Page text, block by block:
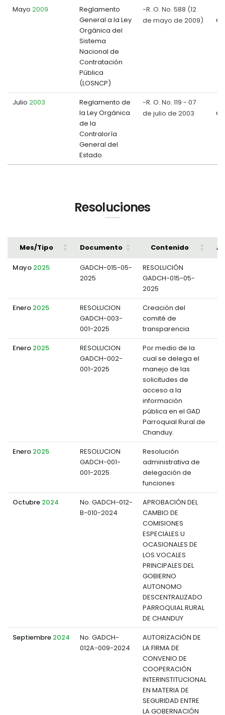
Mayo 2009
Reglamento
General a la Ley
Orgánica del
Sistema
Nacional de
Contratación
Pública
(LOSNCP)
-R. O. No. 588 (12
de mayo de 2009)
Julio 2003
Reglamento de
la Ley Orgánica
de la
Contraloría
General del
Estado
-R. O. No. 119 - 07
de julio de 2003
Resoluciones
Mes/Tipo Documento Contenido
Mayo 2025
GADCH-015-05-
2025
RESOLUCIÓN
GADCH-015-05-
2025
Enero 2025
RESOLUCION
GADCH-003-
001-2025
Creación del
comité de
transparencia
Enero 2025
RESOLUCION
GADCH-002-
001-2025
Por medio de la
cual se delega el
manejo de las
solicitudes de
acceso a la
información
pública en el GAD
Parroquial Rural de
Chanduy.
Enero 2025
RESOLUCION
GADCH-001-
001-2025
Resolución
administrativa de
delegación de
funciones
Octubre 2024
No. GADCH-012-
B-010-2024
APROBACIÓN DEL
CAMBIO DE
COMISIONES
ESPECIALES U
OCASIONALES DE
LOS VOCALES
PRINCIPALES DEL
GOBIERNO
AUTONOMO
DESCENTRALIZADO
PARROQUIAL RURAL
DE CHANDUY
Septiembre 2024
No. GADCH-
012A-009-2024
AUTORIZACIÓN DE
LA FIRMA DE
CONVENIO DE
COOPERACIÓN
INTERINSTITUCIONAL
EN MATERIA DE
SEGURIDAD ENTRE
LA GOBERNACIÓN